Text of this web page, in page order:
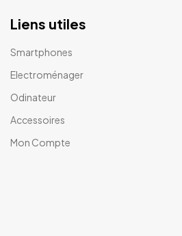
Liens utiles
Smartphones
Electroménager
Odinateur
Accessoires
Mon Compte